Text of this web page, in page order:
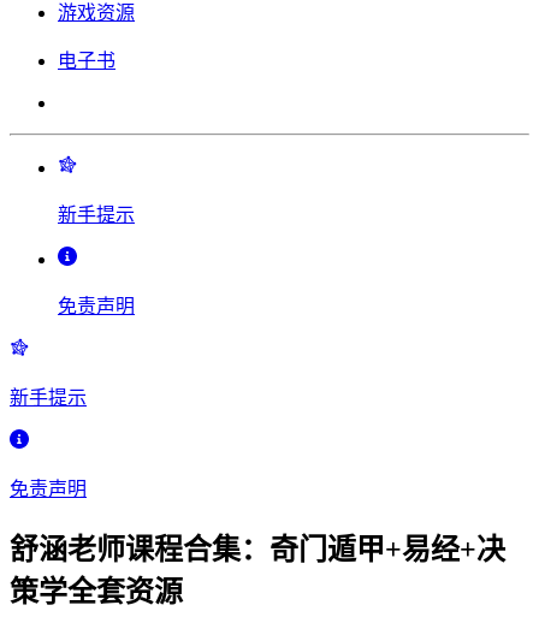
游戏资源
电子书
新手提示
免责声明
新手提示
免责声明
舒涵老师课程合集：奇门遁甲+易经+决
策学全套资源